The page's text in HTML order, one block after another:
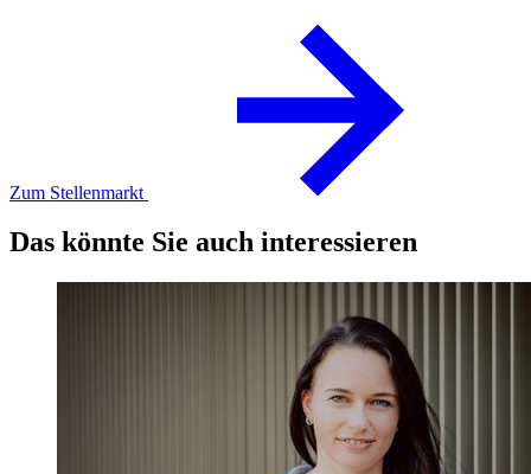
Zum Stellenmarkt
Das könnte Sie auch interessieren